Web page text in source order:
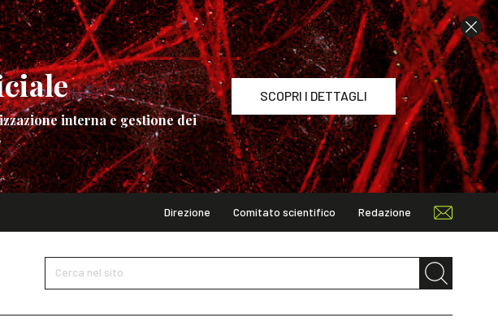
interna e gestione dei
SCOPRI I DETTAGLI
Direzione Comitato scientifico Redazione
Cerca nel sito